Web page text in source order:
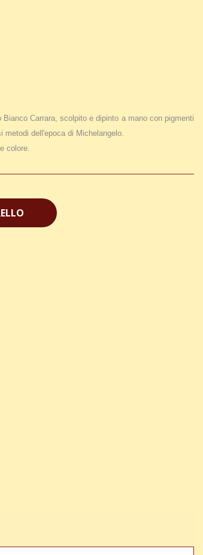
Carrara, scolpito e dipinto a mano con pigmenti
dell'epoca di Michelangelo.
colore.